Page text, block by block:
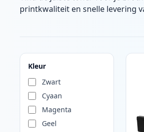
printkwaliteit en snelle levering
Kleur
Zwart
Cyaan
Magenta
Geel